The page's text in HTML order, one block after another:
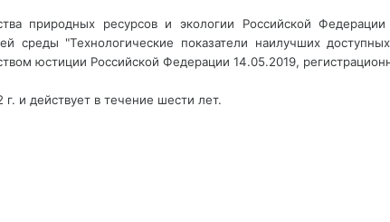
природных ресурсов и экологии Российской
среды "Технологические показатели наилучших
юстиции Российской Федерации 14.05.2019,
и действует в течение шести лет.